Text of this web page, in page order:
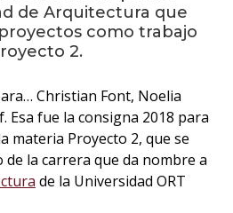
en
de Arquitectura que
como trabajo
2.
Christian Font, Noelia
Esa fue la consigna 2018 para
materia Proyecto 2, que se
la carrera que da nombre a
de la Universidad ORT